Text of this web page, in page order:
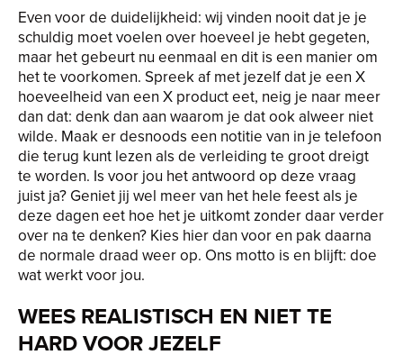
Even voor de duidelijkheid: wij vinden nooit dat je je
schuldig moet voelen over hoeveel je hebt gegeten,
maar het gebeurt nu eenmaal en dit is een manier om
het te voorkomen. Spreek af met jezelf dat je een X
hoeveelheid van een X product eet, neig je naar meer
dan dat: denk dan aan waarom je dat ook alweer niet
wilde. Maak er desnoods een notitie van in je telefoon
die terug kunt lezen als de verleiding te groot dreigt
te worden. Is voor jou het antwoord op deze vraag
juist ja? Geniet jij wel meer van het hele feest als je
deze dagen eet hoe het je uitkomt zonder daar verder
over na te denken? Kies hier dan voor en pak daarna
de normale draad weer op. Ons motto is en blijft: doe
wat werkt voor jou.
WEES REALISTISCH EN NIET TE
HARD VOOR JEZELF